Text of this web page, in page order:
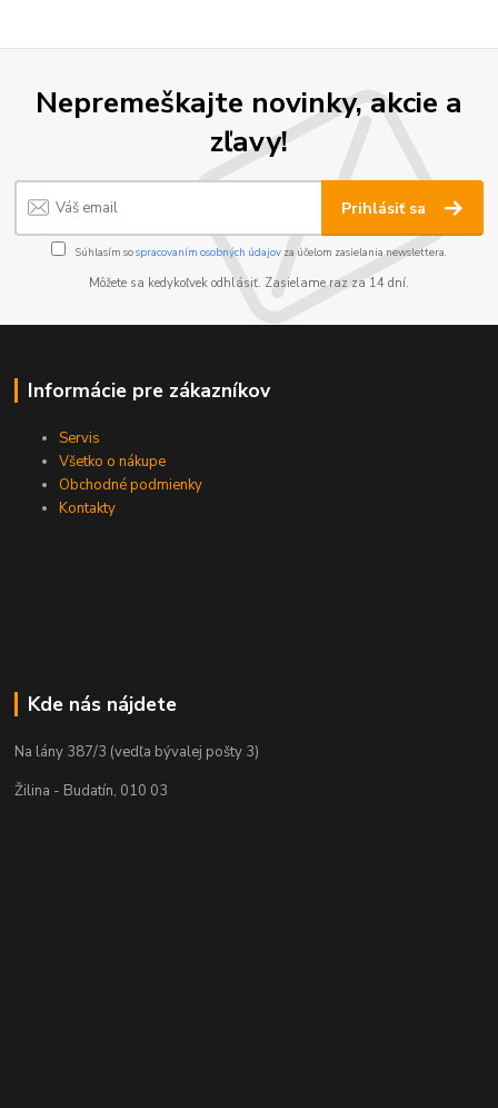
Nepremeškajte novinky, akcie a
zľavy!
Prihlásiť sa
Súhlasím sospracovaním osobných údajov za účelom zasielania newslettera.
Môžete sa kedykoľvek odhlásiť. Zasielame raz za 14 dní.
Informácie pre zákazníkov
Servis
Všetko o nákupe
Obchodné podmienky
Kontakty
Kde nás nájdete
Na lány 387/3 (vedľa bývalej pošty 3)
Žilina - Budatín, 010 03